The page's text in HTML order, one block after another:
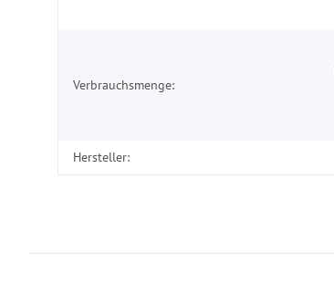
Verbrauchsmenge:
Hersteller: